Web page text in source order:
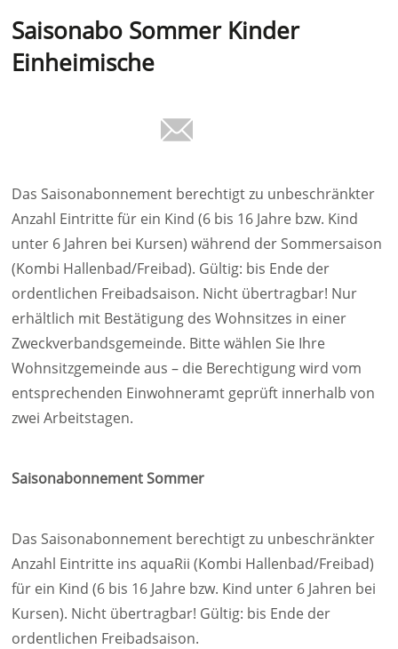
Saisonabo Sommer Kinder
Einheimische
Das Saisonabonnement berechtigt zu unbeschränkter
Anzahl Eintritte für ein Kind (6 bis 16 Jahre bzw. Kind
unter 6 Jahren bei Kursen) während der Sommersaison
(Kombi Hallenbad/Freibad). Gültig: bis Ende der
ordentlichen Freibadsaison. Nicht übertragbar! Nur
erhältlich mit Bestätigung des Wohnsitzes in einer
Zweckverbandsgemeinde. Bitte wählen Sie Ihre
Wohnsitzgemeinde aus – die Berechtigung wird vom
entsprechenden Einwohneramt geprüft innerhalb von
zwei Arbeitstagen.
Saisonabonnement Sommer
Das Saisonabonnement berechtigt zu unbeschränkter
Anzahl Eintritte ins aquaRii (Kombi Hallenbad/Freibad)
für ein Kind (6 bis 16 Jahre bzw. Kind unter 6 Jahren bei
Kursen). Nicht übertragbar! Gültig: bis Ende der
ordentlichen Freibadsaison.